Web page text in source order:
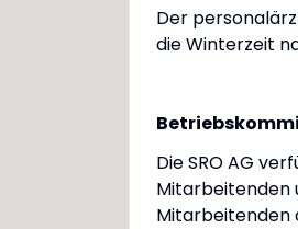
Der
die Winterzeit
Die SRO AG
Mitarbeitenden
Mitarbeitenden